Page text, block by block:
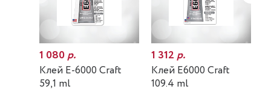
1 080р.
Клей E-6000 Craft
59,1 ml
1 312р.
Клей E6000 Craft
109.4 ml